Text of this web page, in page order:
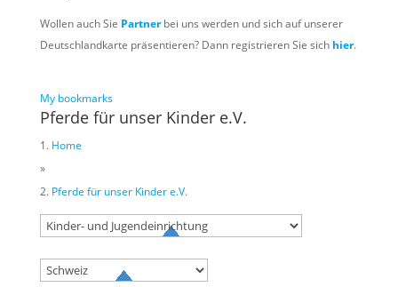
Wollen auch Sie Partnerbei uns werden und sich auf unserer
Deutschlandkarte präsentieren? Dann registrieren Sie sich hier.
My bookmarks
Pferde für unser Kinder e.V.
Home
»
Pferde für unser Kinder e.V.